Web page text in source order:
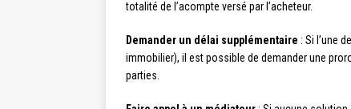
totalité de l’acompte versé par l’acheteur.
Demander un délai supplémentaire : Si l’une
immobilier), il est possible de demander une
parties.